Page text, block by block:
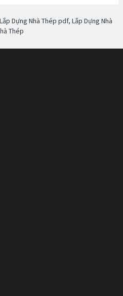
Lắp Dựng Nhà Thép pdf, Lắp Dựng Nhà
Thép